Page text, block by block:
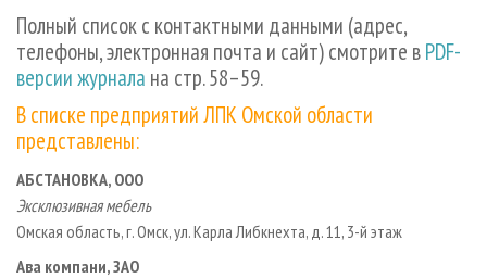
СУШКА ДРЕВЕСИНЫ
ПРОИЗВОДСТВО ДРЕВЕСНЫХ ПЛИТ
ДЕРЕВЯННОЕ ДОМОСТРОЕНИЕ
ПРОИЗВОДСТВО МЕБЕЛИ
БИОЭНЕРГЕТИКА
ИНСТРУМЕНТ И МАТЕРИАЛЫ
ПЕРСОНЫ
МОБИЛЬНЫЕ ВЫСТАВКИ
ОФИЦИАЛЬНЫЕ ДЕЛЕГАЦИИ
ПРИОРИТЕТНЫЕ ИНВЕСТПРОЕКТЫ
RUSSIAN FORESTRY REVIEW
ГАЗЕТА ЛЕСПРОМФОРУМ
БИБЛИОТЕКА СПЕЦИАЛИСТА
КОНТАКТЫ
РЕКЛАМА
РЕКЛАМА НА САЙТЕ
Полный список с контактными данными (адрес,
телефоны, электронная почта и сайт) смотрите вPDF-
версии журнала на стр. 58–59.
В списке предприятий ЛПК Омской области
представлены:
АБСТАНОВКА, ООО
Эксклюзивная мебель
Омская область, г. Омск, ул. Карла Либкнехта, д. 11, 3-й этаж
Ава компани, ЗАО